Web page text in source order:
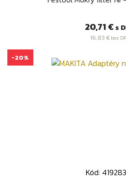
Cena
20,71 € s
16,83 €bez
Kód:
-20%